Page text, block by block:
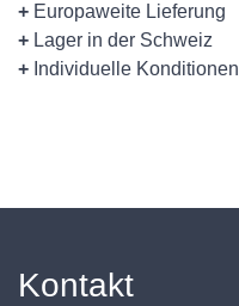
+ Europaweite Lieferung
+ Lager in der Schweiz
+ Individuelle Konditionen
Kontakt